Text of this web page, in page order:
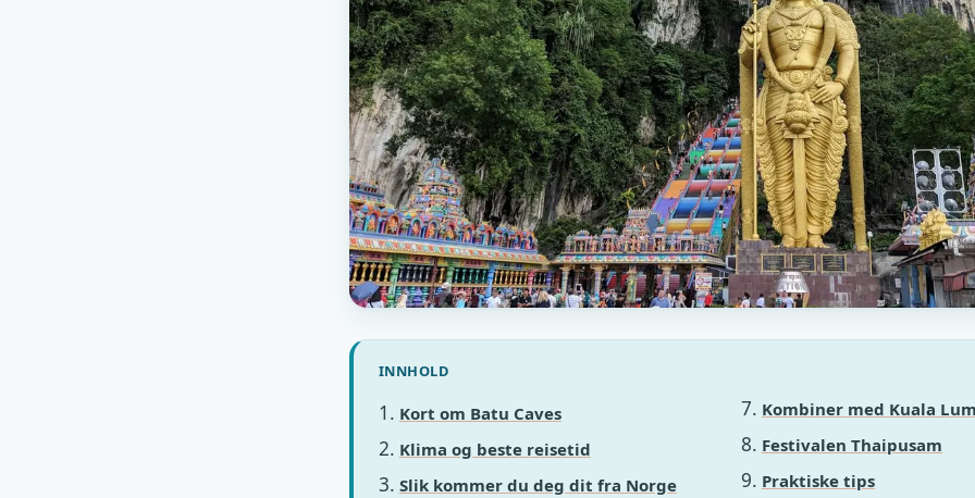
INNHOLD
Kort om Batu Caves
Klima og beste reisetid
Slik kommer du deg dit fra Norge
Kombiner med Kuala
Festivalen Thaipusam
Praktiske tips